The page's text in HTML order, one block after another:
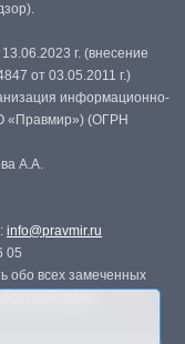
г. (внесение
от 03.05.2011 г.)
информационно-
«Правмир») (ОГРН
А.А.
info@pravmir.ru
05
обо всех замеченных